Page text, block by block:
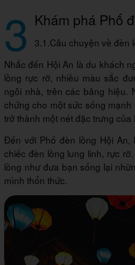
3 Khám phá Phố
3.1.Câu chuyện về đèn
Nhắc đến Hội An là du khách
lồng rực rỡ, nhiều màu sắc
ngôi nhà, trên các bảng hiệu.
chứng cho một sức sống
trở thành một nét đặc trưng của
Đến với Phố đèn lồng Hội
chiếc đèn lồng lung linh, rực
lồng như đưa bạn sống lại
mình thổn thức.